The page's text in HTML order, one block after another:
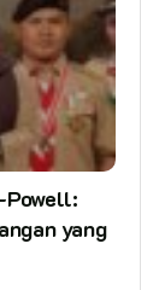
Powell:
yang